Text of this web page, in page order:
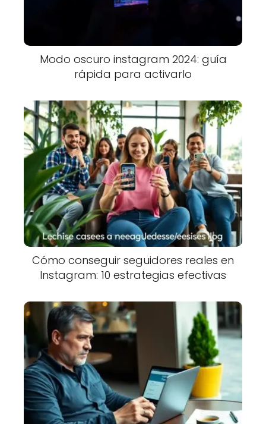
Modo oscuro instagram 2024: guía
rápida para activarlo
Cómo conseguir seguidores reales en
Instagram: 10 estrategias efectivas